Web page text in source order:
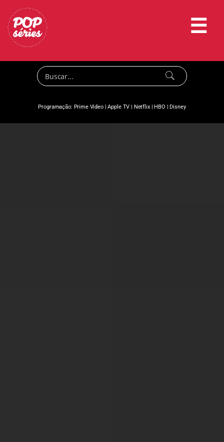
☰
Programação: Prime Video|Apple TV | Netflix|HBO |Disney